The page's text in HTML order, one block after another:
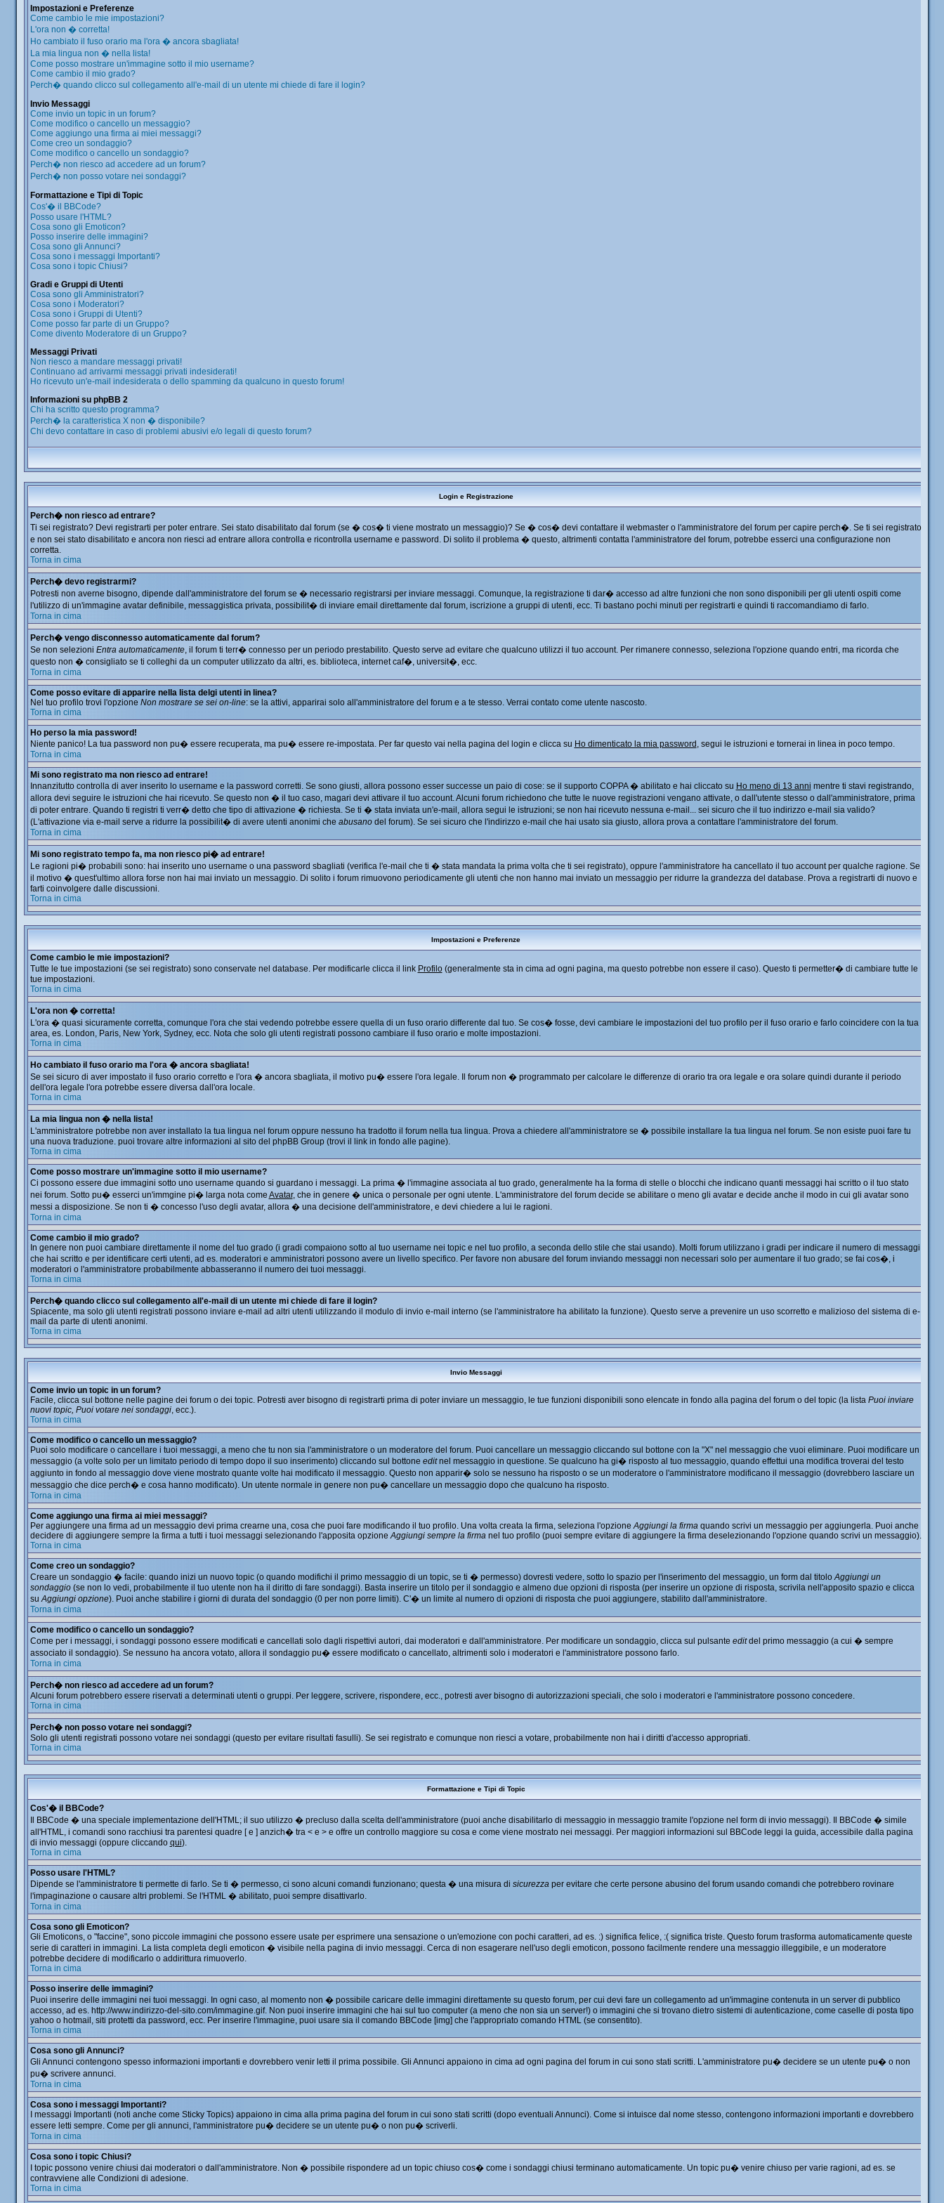
Impostazioni e Preferenze
Come cambio le mie impostazioni?
L'ora non � corretta!
Ho cambiato il fuso orario ma l'ora � ancora sbagliata!
La mia lingua non � nella lista!
Come posso mostrare un'immagine sotto il mio username?
Come cambio il mio grado?
Perch� quando clicco sul collegamento all'e-mail di un utente mi chiede di fare il login?
Invio Messaggi
Come invio un topic in un forum?
Come modifico o cancello un messaggio?
Come aggiungo una firma ai miei messaggi?
Come creo un sondaggio?
Come modifico o cancello un sondaggio?
Perch� non riesco ad accedere ad un forum?
Perch� non posso votare nei sondaggi?
Formattazione e Tipi di Topic
Cos'� il BBCode?
Posso usare l'HTML?
Cosa sono gli Emoticon?
Posso inserire delle immagini?
Cosa sono gli Annunci?
Cosa sono i messaggi Importanti?
Cosa sono i topic Chiusi?
Gradi e Gruppi di Utenti
Cosa sono gli Amministratori?
Cosa sono i Moderatori?
Cosa sono i Gruppi di Utenti?
Come posso far parte di un Gruppo?
Come divento Moderatore di un Gruppo?
Messaggi Privati
Non riesco a mandare messaggi privati!
Continuano ad arrivarmi messaggi privati indesiderati!
Ho ricevuto un'e-mail indesiderata o dello spamming da qualcuno in questo forum!
Informazioni su phpBB 2
Chi ha scritto questo programma?
Perch� la caratteristica X non � disponibile?
Chi devo contattare in caso di problemi abusivi e/o legali di questo forum?
Login e Registrazione
Perch� non riesco ad entrare?
Ti sei registrato? Devi registrarti per poter entrare. Sei stato disabilitato dal forum (se � cos� ti viene mostrato un messaggio)? Se � cos� devi contattare il webmaster o l'amministratore del forum per capire perch�. Se ti sei registrato
e non sei stato disabilitato e ancora non riesci ad entrare allora controlla e ricontrolla username e password. Di solito il problema � questo, altrimenti contatta l'amministratore del forum, potrebbe esserci una configurazione non
corretta.
Torna in cima
Perch� devo registrarmi?
Potresti non averne bisogno, dipende dall'amministratore del forum se � necessario registrarsi per inviare messaggi. Comunque, la registrazione ti dar� accesso ad altre funzioni che non sono disponibili per gli utenti ospiti come
l'utilizzo di un'immagine avatar definibile, messaggistica privata, possibilit� di inviare email direttamente dal forum, iscrizione a gruppi di utenti, ecc. Ti bastano pochi minuti per registrarti e quindi ti raccomandiamo di farlo.
Torna in cima
Perch� vengo disconnesso automaticamente dal forum?
Se non selezioni Entra automaticamente, il forum ti terr� connesso per un periodo prestabilito. Questo serve ad evitare che qualcuno utilizzi il tuo account. Per rimanere connesso, seleziona l'opzione quando entri, ma ricorda che
questo non � consigliato se ti colleghi da un computer utilizzato da altri, es. biblioteca, internet caf�, universit�, ecc.
Torna in cima
Come posso evitare di apparire nella lista delgi utenti in linea?
Nel tuo profilo trovi l'opzione Non mostrare se sei on-line: se la attivi, apparirai solo all'amministratore del forum e a te stesso. Verrai contato come utente nascosto.
Torna in cima
Ho perso la mia password!
Niente panico! La tua password non pu� essere recuperata, ma pu� essere re-impostata. Per far questo vai nella pagina del login e clicca su Ho dimenticato la mia password , segui le istruzioni e tornerai in linea in poco tempo.
Torna in cima
Mi sono registrato ma non riesco ad entrare!
Innanzitutto controlla di aver inserito lo username e la password corretti. Se sono giusti, allora possono esser successe un paio di cose: se il supporto COPPA � abilitato e hai cliccato su Ho meno di 13 anni mentre ti stavi registrando,
allora devi seguire le istruzioni che hai ricevuto. Se questo non � il tuo caso, magari devi attivare il tuo account. Alcuni forum richiedono che tutte le nuove registrazioni vengano attivate, o dall'utente stesso o dall'amministratore, prima
di poter entrare. Quando ti registri ti verr� detto che tipo di attivazione � richiesta. Se ti � stata inviata un'e-mail, allora segui le istruzioni; se non hai ricevuto nessuna e-mail... sei sicuro che il tuo indirizzo e-mail sia valido?
(L'attivazione via e-mail serve a ridurre la possibilit� di avere utenti anonimi che abusanodel forum). Se sei sicuro che l'indirizzo e-mail che hai usato sia giusto, allora prova a contattare l'amministratore del forum.
Torna in cima
Mi sono registrato tempo fa, ma non riesco pi� ad entrare!
Le ragioni pi� probabili sono: hai inserito uno username o una password sbagliati (verifica l'e-mail che ti � stata mandata la prima volta che ti sei registrato), oppure l'amministratore ha cancellato il tuo account per qualche ragione. Se
il motivo � quest'ultimo allora forse non hai mai inviato un messaggio. Di solito i forum rimuovono periodicamente gli utenti che non hanno mai inviato un messaggio per ridurre la grandezza del database. Prova a registrarti di nuovo e
farti coinvolgere dalle discussioni.
Torna in cima
Impostazioni e Preferenze
Come cambio le mie impostazioni?
Tutte le tue impostazioni (se sei registrato) sono conservate nel database. Per modificarle clicca il link Profilo(generalmente sta in cima ad ogni pagina, ma questo potrebbe non essere il caso). Questo ti permetter� di cambiare tutte le
tue impostazioni.
Torna in cima
L'ora non � corretta!
L'ora � quasi sicuramente corretta, comunque l'ora che stai vedendo potrebbe essere quella di un fuso orario differente dal tuo. Se cos� fosse, devi cambiare le impostazioni del tuo profilo per il fuso orario e farlo coincidere con la tua
area, es. London, Paris, New York, Sydney, ecc. Nota che solo gli utenti registrati possono cambiare il fuso orario e molte impostazioni.
Torna in cima
Ho cambiato il fuso orario ma l'ora � ancora sbagliata!
Se sei sicuro di aver impostato il fuso orario corretto e l'ora � ancora sbagliata, il motivo pu� essere l'ora legale. Il forum non � programmato per calcolare le differenze di orario tra ora legale e ora solare quindi durante il periodo
dell'ora legale l'ora potrebbe essere diversa dall'ora locale.
Torna in cima
La mia lingua non � nella lista!
L'amministratore potrebbe non aver installato la tua lingua nel forum oppure nessuno ha tradotto il forum nella tua lingua. Prova a chiedere all'amministratore se � possibile installare la tua lingua nel forum. Se non esiste puoi fare tu
una nuova traduzione. puoi trovare altre informazioni al sito del phpBB Group (trovi il link in fondo alle pagine).
Torna in cima
Come posso mostrare un'immagine sotto il mio username?
Ci possono essere due immagini sotto uno username quando si guardano i messaggi. La prima � l'immagine associata al tuo grado, generalmente ha la forma di stelle o blocchi che indicano quanti messaggi hai scritto o il tuo stato
nei forum. Sotto pu� esserci un'immgine pi� larga nota come Avatar, che in genere � unica o personale per ogni utente. L'amministratore del forum decide se abilitare o meno gli avatar e decide anche il modo in cui gli avatar sono
messi a disposizione. Se non ti � concesso l'uso degli avatar, allora � una decisione dell'amministratore, e devi chiedere a lui le ragioni.
Torna in cima
Come cambio il mio grado?
In genere non puoi cambiare direttamente il nome del tuo grado (i gradi compaiono sotto al tuo username nei topic e nel tuo profilo, a seconda dello stile che stai usando). Molti forum utilizzano i gradi per indicare il numero di messaggi
che hai scritto e per identificare certi utenti, ad es. moderatori e amministratori possono avere un livello specifico. Per favore non abusare del forum inviando messaggi non necessari solo per aumentare il tuo grado; se fai cos�, i
moderatori o l'amministratore probabilmente abbasseranno il numero dei tuoi messaggi.
Torna in cima
Perch� quando clicco sul collegamento all'e-mail di un utente mi chiede di fare il login?
Spiacente, ma solo gli utenti registrati possono inviare e-mail ad altri utenti utilizzando il modulo di invio e-mail interno (se l'amministratore ha abilitato la funzione). Questo serve a prevenire un uso scorretto e malizioso del sistema di e-
mail da parte di utenti anonimi.
Torna in cima
Invio Messaggi
Come invio un topic in un forum?
Facile, clicca sul bottone nelle pagine dei forum o dei topic. Potresti aver bisogno di registrarti prima di poter inviare un messaggio, le tue funzioni disponibili sono elencate in fondo alla pagina del forum o del topic (la lista Puoi inviare
nuovi topic, Puoi votare nei sondaggi, ecc.).
Torna in cima
Come modifico o cancello un messaggio?
Puoi solo modificare o cancellare i tuoi messaggi, a meno che tu non sia l'amministratore o un moderatore del forum. Puoi cancellare un messaggio cliccando sul bottone con la "X" nel messaggio che vuoi eliminare. Puoi modificare un
messaggio (a volte solo per un limitato periodo di tempo dopo il suo inserimento) cliccando sul bottone editnel messaggio in questione. Se qualcuno ha gi� risposto al tuo messaggio, quando effettui una modifica troverai del testo
aggiunto in fondo al messaggio dove viene mostrato quante volte hai modificato il messaggio. Questo non apparir� solo se nessuno ha risposto o se un moderatore o l'amministratore modificano il messaggio (dovrebbero lasciare un
messaggio che dice perch� e cosa hanno modificato). Un utente normale in genere non pu� cancellare un messaggio dopo che qualcuno ha risposto.
Torna in cima
Come aggiungo una firma ai miei messaggi?
Per aggiungere una firma ad un messaggio devi prima crearne una, cosa che puoi fare modificando il tuo profilo. Una volta creata la firma, seleziona l'opzioneAggiungi la firmaquando scrivi un messaggio per aggiungerla. Puoi anche
decidere di aggiungere sempre la firma a tutti i tuoi messaggi selezionando l'apposita opzioneAggiungi sempre la firmanel tuo profilo (puoi sempre evitare di aggiungere la firma deselezionando l'opzione quando scrivi un messaggio).
Torna in cima
Come creo un sondaggio?
Creare un sondaggio � facile: quando inizi un nuovo topic (o quando modifichi il primo messaggio di un topic, se ti � permesso) dovresti vedere, sotto lo spazio per l'inserimento del messaggio, un form dal titoloAggiungi un
sondaggio(se non lo vedi, probabilmente il tuo utente non ha il diritto di fare sondaggi). Basta inserire un titolo per il sondaggio e almeno due opzioni di risposta (per inserire un opzione di risposta, scrivila nell'apposito spazio e clicca
suAggiungi opzione). Puoi anche stabilire i giorni di durata del sondaggio (0 per non porre limiti). C'� un limite al numero di opzioni di risposta che puoi aggiungere, stabilito dall'amministratore.
Torna in cima
Come modifico o cancello un sondaggio?
Come per i messaggi, i sondaggi possono essere modificati e cancellati solo dagli rispettivi autori, dai moderatori e dall'amministratore. Per modificare un sondaggio, clicca sul pulsante editdel primo messaggio (a cui � sempre
associato il sondaggio). Se nessuno ha ancora votato, allora il sondaggio pu� essere modificato o cancellato, altrimenti solo i moderatori e l'amministratore possono farlo.
Torna in cima
Perch� non riesco ad accedere ad un forum?
Alcuni forum potrebbero essere riservati a determinati utenti o gruppi. Per leggere, scrivere, rispondere, ecc., potresti aver bisogno di autorizzazioni speciali, che solo i moderatori e l'amministratore possono concedere.
Torna in cima
Perch� non posso votare nei sondaggi?
Solo gli utenti registrati possono votare nei sondaggi (questo per evitare risultati fasulli). Se sei registrato e comunque non riesci a votare, probabilmente non hai i diritti d'accesso appropriati.
Torna in cima
Formattazione e Tipi di Topic
Cos'� il BBCode?
Il BBCode � una speciale implementazione dell'HTML; il suo utilizzo � precluso dalla scelta dell'amministratore (puoi anche disabilitarlo di messaggio in messaggio tramite l'opzione nel form di invio messaggi). Il BBCode � simile
all'HTML, i comandi sono racchiusi tra parentesi quadre [ e ] anzich� tra < e > e offre un controllo maggiore su cosa e come viene mostrato nei messaggi. Per maggiori informazioni sul BBCode leggi la guida, accessibile dalla pagina
di invio messaggi (oppure cliccando qui).
Torna in cima
Posso usare l'HTML?
Dipende se l'amministratore ti permette di farlo. Se ti � permesso, ci sono alcuni comandi funzionano; questa � una misura di sicurezzaper evitare che certe persone abusino del forum usando comandi che potrebbero rovinare
l'impaginazione o causare altri problemi. Se l'HTML � abilitato, puoi sempre disattivarlo.
Torna in cima
Cosa sono gli Emoticon?
Gli Emoticons, o "faccine", sono piccole immagini che possono essere usate per esprimere una sensazione o un'emozione con pochi caratteri, ad es. :) significa felice, :( significa triste. Questo forum trasforma automaticamente queste
serie di caratteri in immagini. La lista completa degli emoticon � visibile nella pagina di invio messaggi. Cerca di non esagerare nell'uso degli emoticon, possono facilmente rendere una messaggio illeggibile, e un moderatore
potrebbe decidere di modificarlo o addirittura rimuoverlo.
Torna in cima
Posso inserire delle immagini?
Puoi inserire delle immagini nei tuoi messaggi. In ogni caso, al momento non � possibile caricare delle immagini direttamente su questo forum, per cui devi fare un collegamento ad un'immagine contenuta in un server di pubblico
accesso, ad es. http://www.indirizzo-del-sito.com/immagine.gif. Non puoi inserire immagini che hai sul tuo computer (a meno che non sia un server!) o immagini che si trovano dietro sistemi di autenticazione, come caselle di posta tipo
yahoo o hotmail, siti protetti da password, ecc. Per inserire l'immagine, puoi usare sia il comando BBCode [img] che l'appropriato comando HTML (se consentito).
Torna in cima
Cosa sono gli Annunci?
Gli Annunci contengono spesso informazioni importanti e dovrebbero venir letti il prima possibile. Gli Annunci appaiono in cima ad ogni pagina del forum in cui sono stati scritti. L'amministratore pu� decidere se un utente pu� o non
pu� scrivere annunci.
Torna in cima
Cosa sono i messaggi Importanti?
I messaggi Importanti (noti anche come Sticky Topics) appaiono in cima alla prima pagina del forum in cui sono stati scritti (dopo eventuali Annunci). Come si intuisce dal nome stesso, contengono informazioni importanti e dovrebbero
essere letti sempre. Come per gli annunci, l'amministratore pu� decidere se un utente pu� o non pu� scriverli.
Torna in cima
Cosa sono i topic Chiusi?
I topic possono venire chiusi dai moderatori o dall'amministratore. Non � possibile rispondere ad un topic chiuso cos� come i sondaggi chiusi terminano automaticamente. Un topic pu� venire chiuso per varie ragioni, ad es. se
contravviene alle Condizioni di adesione.
Torna in cima